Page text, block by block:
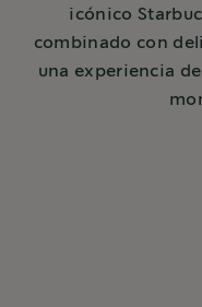
icónico
combinado con
una experiencia